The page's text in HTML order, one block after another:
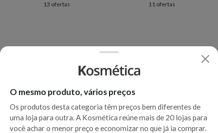
13 ofertas 11 ofertas
O mesmo produto, vários preços
Os produtos desta categoria têm preços bem diferentes de
uma loja para outra. A Kosmética reúne mais de 20 lojas para
você achar o menor preço e economizar no que já ia comprar.